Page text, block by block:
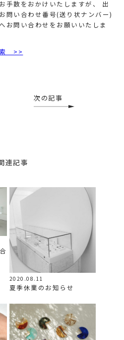
連記事
2020.08.11
夏季休業のお知らせ
手数をおかけいたしますが、 出
問い合わせ番号(送り状ナンバー)
お問い合わせをお願いいたしま
索 >>
次の記事